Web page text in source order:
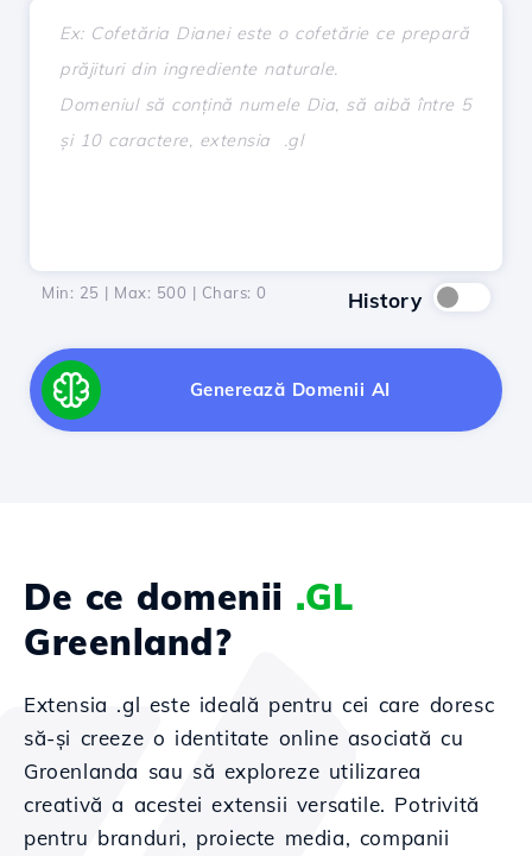
Min: 25 | Max: 500 | Chars: 0 History
Generează Domenii AI
De ce domenii .GL
Greenland?
Extensia .gl este ideală pentru cei care doresc
să-și creeze o identitate online asociată cu
Groenlanda sau să exploreze utilizarea
creativă a acestei extensii versatile. Potrivită
pentru branduri, proiecte media, companii